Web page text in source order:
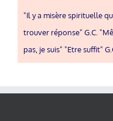
"Il y a misère spirituelle
trouver réponse" G.C.
pas, je suis" "Etre suffit"